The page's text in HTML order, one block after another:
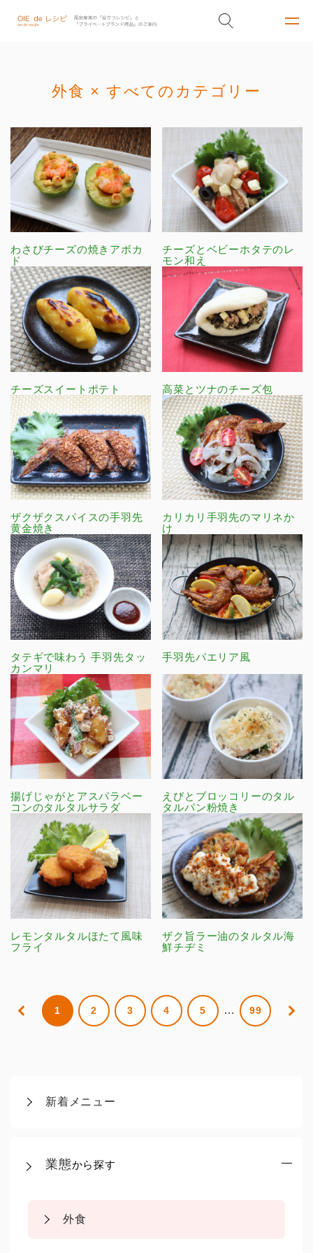
新着メニュー
業態から探す
外食
外食 × すべてのカテゴリー
わさびチーズの焼きアボカ
ド
チーズとベビーホタテのレ
モン和え
チーズスイートポテト 高菜とツナのチーズ包
ザクザクスパイスの手羽先
黄金焼き
カリカリ手羽先のマリネか
け
タテギで味わう 手羽先タッ
カンマリ
手羽先パエリア風
揚げじゃがとアスパラベー
コンのタルタルサラダ
えびとブロッコリーのタル
タルパン粉焼き
レモンタルタルほたて風味
フライ
ザク旨ラー油のタルタル海
鮮チヂミ
1 2 3 4 5 … 99